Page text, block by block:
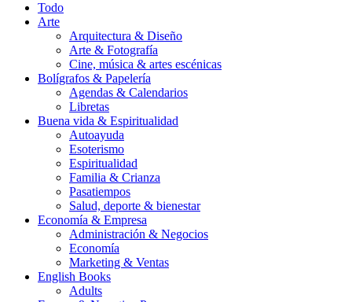
Todo
Arte
Arquitectura & Diseño
Arte & Fotografía
Cine, música & artes escénicas
Bolígrafos & Papelería
Agendas & Calendarios
Libretas
Buena vida & Espiritualidad
Autoayuda
Esoterismo
Espiritualidad
Familia & Crianza
Pasatiempos
Salud, deporte & bienestar
Economía & Empresa
Administración & Negocios
Economía
Marketing & Ventas
English Books
Adults